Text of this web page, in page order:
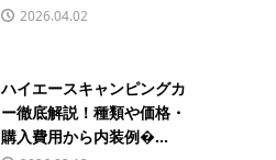
2026.04.02
ハイエースキャンピングカ
ー徹底解説！種類や価格・
購入費用から内装例�...